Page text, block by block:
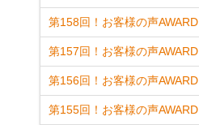
第158回！お客様の声AWARD
第157回！お客様の声AWARD
第156回！お客様の声AWARD
第155回！お客様の声AWARD